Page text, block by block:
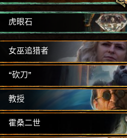
虎眼石
女巫追猎者
“砍刀”
教授
霍桑二世